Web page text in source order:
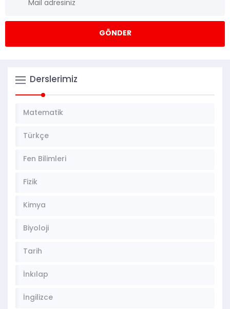
Derslerimiz
Matematik
Türkçe
Fen Bilimleri
Fizik
Kimya
Biyoloji
Tarih
İnkılap
İngilizce